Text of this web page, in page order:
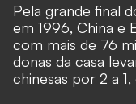
Pela grande final
em 1996, China e
com mais de 76
donas da casa
chinesas por 2 a